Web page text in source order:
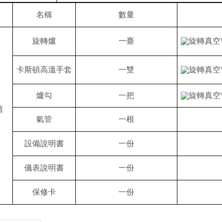
名稱 數量
旋轉爐 一臺
卡斯頓高溫手套 一雙
爐勾 一把
氣管 一根
設備說明書 一份
儀表說明書 一份
保修卡 一份